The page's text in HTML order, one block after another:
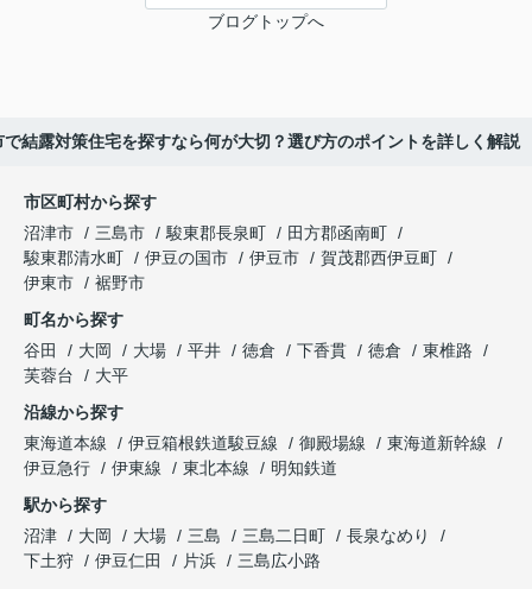
ブログトップへ
で結露対策住宅を探すなら何が大切？選び方のポイントを詳しく解説
市区町村から探す
沼津市
三島市 駿東郡長泉町
田方郡函南町
駿東郡清水町
伊豆の国市 伊豆市
賀茂郡西伊豆町
伊東市
裾野市
町名から探す
谷田
大岡 大場 平井 徳倉 下香貫 徳倉
東椎路
芙蓉台
大平
沿線から探す
東海道本線
伊豆箱根鉄道駿豆線 御殿場線
東海道新幹線
伊豆急行
伊東線 東北本線
明知鉄道
駅から探す
沼津
大岡 大場 三島 三島二日町
長泉なめり
下土狩
伊豆仁田 片浜 三島広小路